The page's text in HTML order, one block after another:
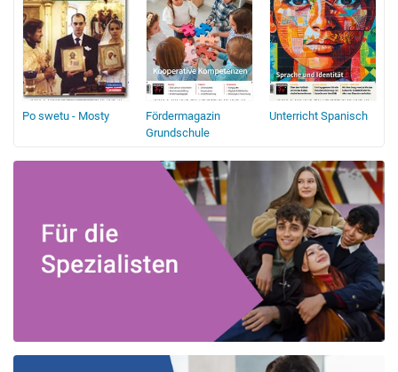
Po swetu - Mosty
Fördermagazin
Grundschule
Unterricht Spanisch